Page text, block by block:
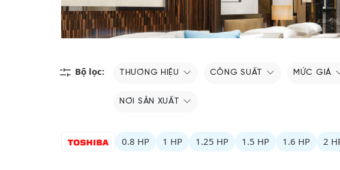
Bộ lọc: THƯƠNG HIỆU CÔNG SUẤT MỨC GIÁ
NƠI SẢN XUẤT
0.8 HP 1 HP 1.25 HP 1.5 HP 1.6 HP 2